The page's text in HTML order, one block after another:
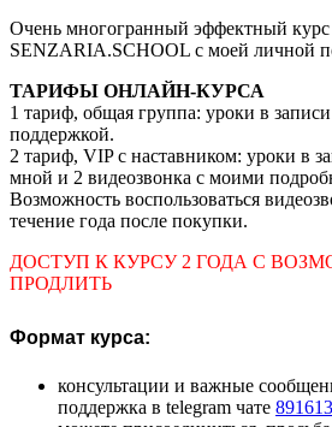
Очень многогранный эффектный курс
SENZARIA.SCHOOL с моей личной
ТАРИФЫ ОНЛАЙН-КУРСА
1 тариф, общая группа: уроки в
поддержкой.
2 тариф, VIP с наставником: уроки в
мной и 2 видеозвонка с моими
Возможность воспользоваться
течение года после покупки.
ДОСТУП К КУРСУ 2 ГОДА С
ПРОДЛИТЬ
Формат курса:
консультации и важные
поддержка в telegram чате